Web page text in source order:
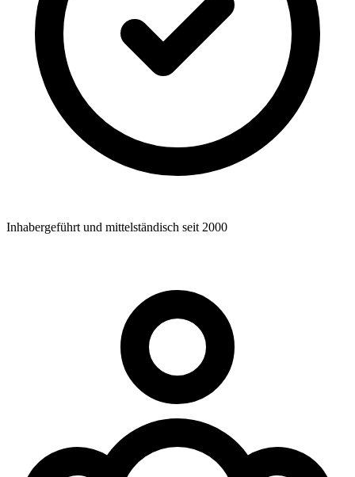
Inhabergeführt und mittelständisch seit 2000